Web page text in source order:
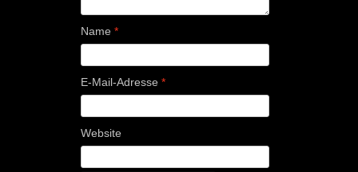
Name *
E-Mail-Adresse *
Website